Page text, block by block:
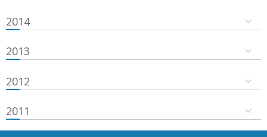
2014
2013
2012
2011